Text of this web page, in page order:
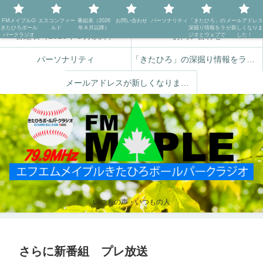
いつもの声・いつもの人
エスコンフィールド
番組表（2026年８月以降） お問い合わせ
パーソナリティ
さらに新番組 プレ放送
FMメイプル⚾️
きたひろボール
パークラジオ
エスコンフィー
ルド
番組表（2026
年８月以降）
お問い合わせ パーソナリティ
「きたひろ」の
深掘り情報をラ
ジオとウェブで
メールアドレス
が新しくなりま
した！